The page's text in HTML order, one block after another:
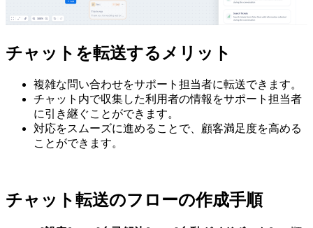
チャットを転送するメリット
複雑な問い合わせをサポート担当者に転送できます。
チャット内で収集した利用者の情報をサポート担当者
に引き継ぐことができます。
対応をスムーズに進めることで、顧客満足度を高める
ことができます。
チャット転送のフローの作成手順